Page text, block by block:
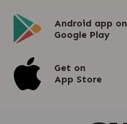
Android app on
Google Play
Get on
App Store